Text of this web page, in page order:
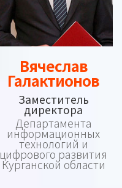
Вячеслав
Галактионов
Заместитель
директора
Департамента
информационных
технологий и
цифрового развития
Курганской области